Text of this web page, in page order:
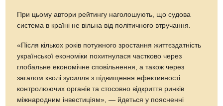
При цьому автори рейтингу наголошують, що судова
система в країні не вільна від політичного втручання.
«Після кількох років потужного зростання життєздатність
української економіки похитнулася частково через
глобальне економічне сповільнення, а також через
загалом кволі зусилля з підвищення ефективності
контролюючих органів та стосовно відкриття ринків
міжнародним інвестиціям», — йдеться у поясненні